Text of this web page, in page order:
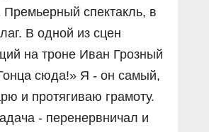
Премьерный спектакль, в
В одной из сцен
на троне Иван Грозный
сюда!» Я - он самый,
и протягиваю грамоту.
- перенервничал и